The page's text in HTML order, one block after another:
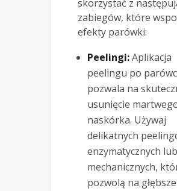
skorzystać z
zabiegów, które
efekty parówki:
Peelingi:Aplikacja
peelingu po
pozwala na
usunięcie
naskórka. Używaj
delikatnych
enzymatycznych lub
mechanicznych,
pozwolą na głębsze